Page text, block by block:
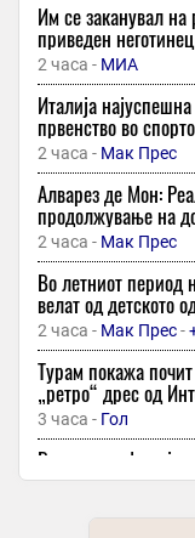
Им се заканувал на
приведен неготинец
2 часа - МИА
Италија
првенство во
2 часа - Мак Прес
Алварез де Мон:
продолжување на
2 часа - Мак Прес
Во летниот период
велат од детското
2 часа - Мак Прес-
Турам покажа
„ретро“ дрес од
3 часа - Гол
Винисиус
3 часа -Денешен-